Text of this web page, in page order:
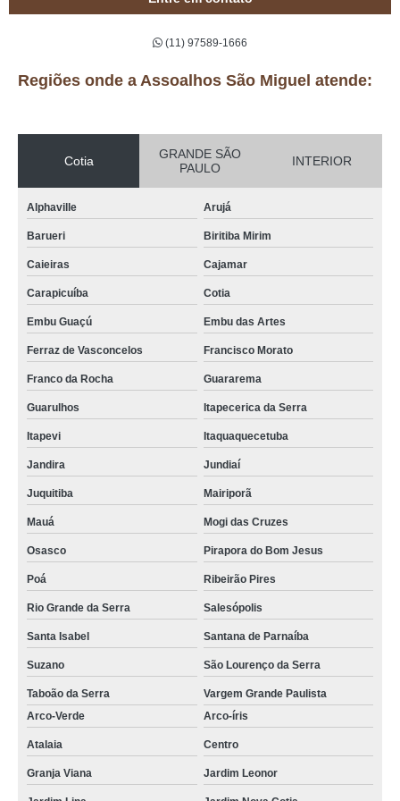
(11) 97589-1666
Regiões onde a Assoalhos São Miguel atende:
Cotia
GRANDE SÃO
PAULO
INTERIOR
Alphaville Arujá
Barueri Biritiba Mirim
Caieiras Cajamar
Carapicuíba Cotia
Embu Guaçú Embu das Artes
Ferraz de Vasconcelos Francisco Morato
Franco da Rocha Guararema
Guarulhos Itapecerica da Serra
Itapevi Itaquaquecetuba
Jandira Jundiaí
Juquitiba Mairiporã
Mauá Mogi das Cruzes
Osasco Pirapora do Bom Jesus
Poá Ribeirão Pires
Rio Grande da Serra Salesópolis
Santa Isabel Santana de Parnaíba
Suzano São Lourenço da Serra
Taboão da Serra
Vargem Grande Paulista
Arco-Verde
Arco-íris
Atalaia Centro
Granja Viana Jardim Leonor